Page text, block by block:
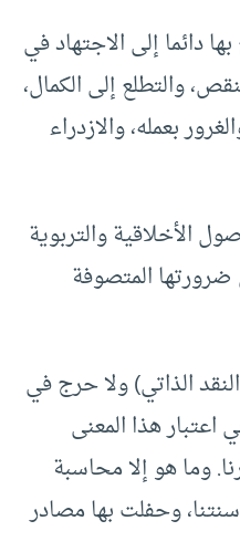
دائما إلى الاجتهاد في
والتطلع إلى الكمال،
بعمله، والازدراء
الأخلاقية والتربوية
المتصوفة
الذاتي) ولا حرج في
اعتبار هذا المعنى
وما هو إلا محاسبة
وحفلت بها مصادر